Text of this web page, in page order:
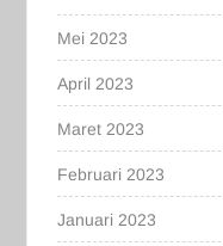
Mei 2023
April 2023
Maret 2023
Februari 2023
Januari 2023